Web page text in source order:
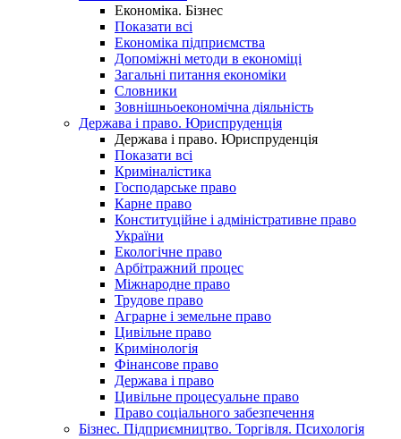
Економіка. Бізнес
Показати всі
Економіка підприємства
Допоміжні методи в економіці
Загальні питання економіки
Словники
Зовнішньоекономічна діяльність
Держава і право. Юриспруденція
Держава і право. Юриспруденція
Показати всі
Криміналістика
Господарське право
Карне право
Конституційне і адміністративне право
України
Екологічне право
Арбітражний процес
Міжнародне право
Трудове право
Аграрне і земельне право
Цивільне право
Кримінологія
Фінансове право
Держава і право
Цивільне процесуальне право
Право соціального забезпечення
Бізнес. Підприємництво. Торгівля. Психологія